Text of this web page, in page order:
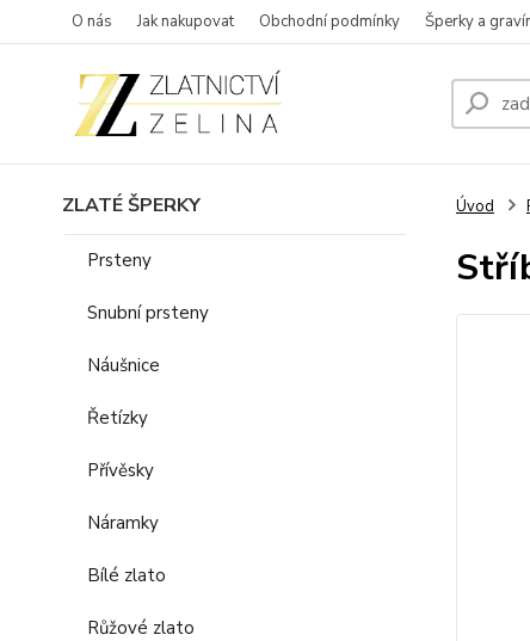
O nás Jak nakupovat Obchodní podmínky Šperky a
ZLATÉ ŠPERKY
Prsteny
Snubní prsteny
Náušnice
Řetízky
Přívěsky
Náramky
Bílé zlato
Růžové zlato
Úvod